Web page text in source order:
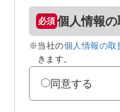
個人情報
※当社の個人情報の取
きます。
同意する